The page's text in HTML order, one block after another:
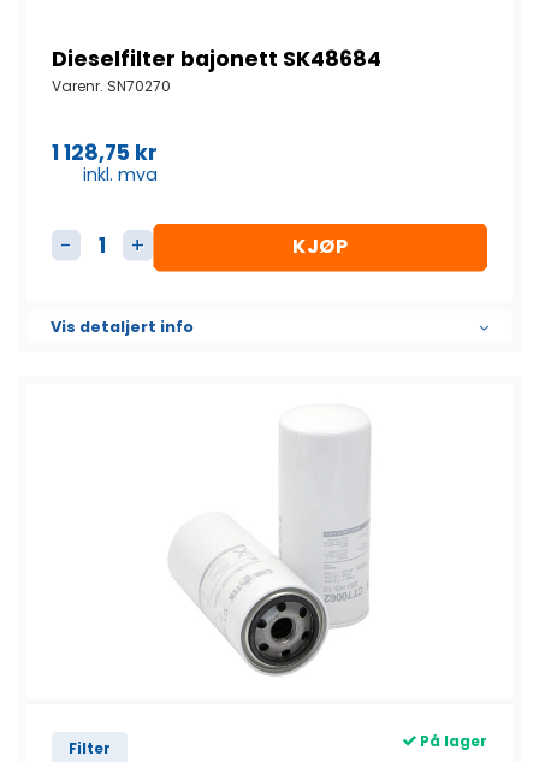
Dieselfilter bajonett SK48684
Varenr. SN70270
1 128,75 kr
inkl. mva
Dieselfilter bajonett SK48684 antall
KJØP
Vis detaljert info
Filter På lager